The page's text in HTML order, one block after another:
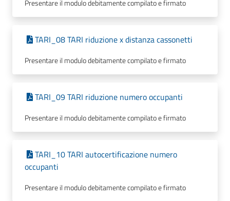
Presentare il modulo debitamente compilato e firmato
TARI_08 TARI riduzione x distanza cassonetti
Presentare il modulo debitamente compilato e firmato
TARI_09 TARI riduzione numero occupanti
Presentare il modulo debitamente compilato e firmato
TARI_10 TARI autocertificazione numero
occupanti
Presentare il modulo debitamente compilato e firmato